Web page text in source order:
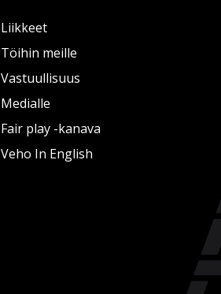
Liikkeet
Töihin meille
Vastuullisuus
Medialle
Fair play -kanava
Veho In English